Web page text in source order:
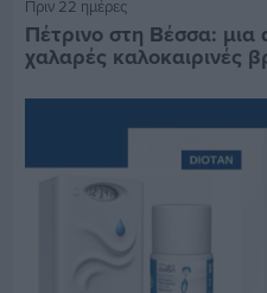
Πριν 22 ημέρες
Πέτρινο στη Βέσσα: μια
χαλαρές καλοκαιρινές